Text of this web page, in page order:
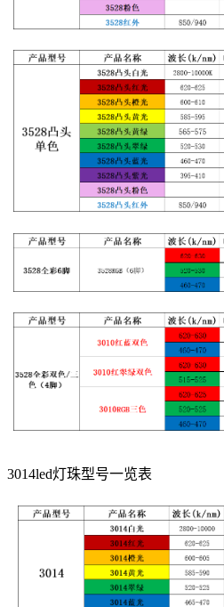
3014led灯珠型号一览表